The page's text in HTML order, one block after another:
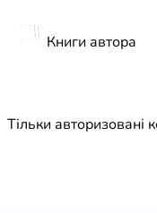
Книги автора
Тільки авторизовані